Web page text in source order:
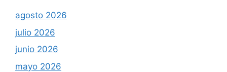
agosto 2026
julio 2026
junio 2026
mayo 2026